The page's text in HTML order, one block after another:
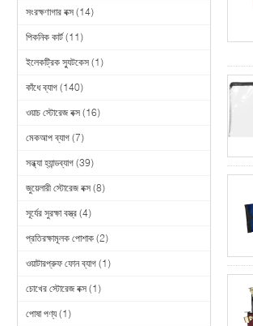
সংরক্ষণাগার বক্স (14)
পিকনিক কার্ট (11)
ইলেকট্রিক স্যুটকেস (1)
কাঁধে ব্যাগ (140)
ওয়াচ স্টোরেজ বক্স (16)
মেকআপ ব্যাগ (7)
সন্ধ্যা হ্যান্ডব্যাগ (39)
জুয়েলারী স্টোরেজ বক্স (8)
সূর্যের সুরক্ষা বস্ত্র (4)
প্রতিরক্ষামূলক পোশাক (2)
ওয়াটারপ্রুফ ফোন ব্যাগ (1)
চোখের স্টোরেজ বক্স (1)
পোষা পণ্য (1)